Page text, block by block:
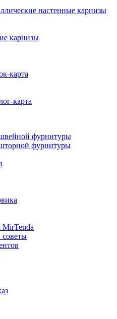
настенные карнизы
карнизы
карта
карта
фурнитуры
фурнитуры
советы